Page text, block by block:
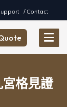
/ Contact
格見證